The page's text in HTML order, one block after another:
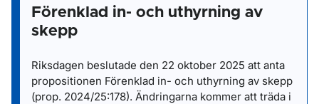
Förenklad in- och uthyrning av
skepp
Riksdagen beslutade den 22 oktober 2025 att anta
propositionen Förenklad in- och uthyrning av skepp
(prop. 2024/25:178). Ändringarna kommer att träda i